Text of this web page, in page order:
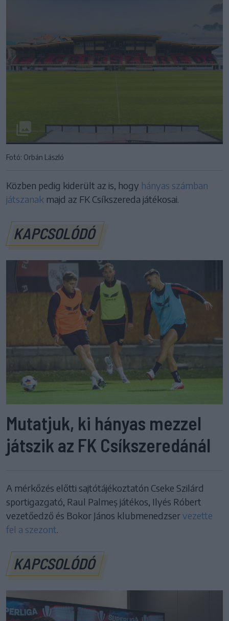
Fotó: Orbán László
Közben pedig kiderült az is, hogy hányas számban
játszanak majd az FK Csíkszereda játékosai.
KAPCSOLÓDÓ
Mutatjuk, ki hányas mezzel
játszik az FK Csíkszeredánál
A mérkőzés előtti sajtótájékoztatón Cseke Szilárd
sportigazgató, Raul Palmeș játékos, Ilyés Róbert
vezetőedző és Bokor János klubmenedzservezette
fel a szezont.
KAPCSOLÓDÓ